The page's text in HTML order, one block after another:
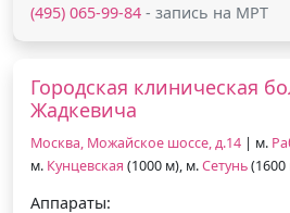
(495) 065-99-84 - запись на МРТ
Городская клиническая
Жадкевича
Москва, Можайское шоссе, д.14 | м.
м. Кунцевская (1000 м), м.Сетунь(1600
Аппараты: